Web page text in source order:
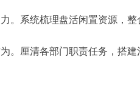
系统梳理盘活闲置资源，整
厘清各部门职责任务，搭建